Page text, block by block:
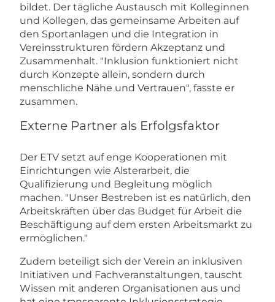
bildet. Der tägliche Austausch mit Kolleginnen
und Kollegen, das gemeinsame Arbeiten auf
den Sportanlagen und die Integration in
Vereinsstrukturen fördern Akzeptanz und
Zusammenhalt. "Inklusion funktioniert nicht
durch Konzepte allein, sondern durch
menschliche Nähe und Vertrauen", fasste er
zusammen.
Externe Partner als Erfolgsfaktor
Der ETV setzt auf enge Kooperationen mit
Einrichtungen wie Alsterarbeit, die
Qualifizierung und Begleitung möglich
machen. "Unser Bestreben ist es natürlich, den
Arbeitskräften über das Budget für Arbeit die
Beschäftigung auf dem ersten Arbeitsmarkt zu
ermöglichen."
Zudem beteiligt sich der Verein an inklusiven
Initiativen und Fachveranstaltungen, tauscht
Wissen mit anderen Organisationen aus und